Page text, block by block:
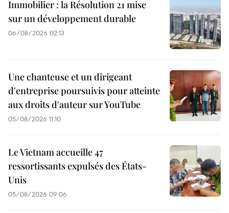
Immobilier : la Résolution 21 mise
sur un développement durable
06/08/2026 02:13
Une chanteuse et un dirigeant
d'entreprise poursuivis pour atteinte
aux droits d'auteur sur YouTube
05/08/2026 11:10
Le Vietnam accueille 47
ressortissants expulsés des États-
Unis
05/08/2026 09:06